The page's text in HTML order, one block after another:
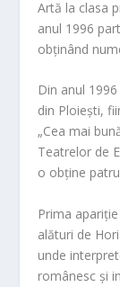
Artă la clasa
anul 1996
obținând
Din anul
din Ploiești,
„Cea mai
Teatrelor de
o obține
Prima
alături de
unde
românesc și